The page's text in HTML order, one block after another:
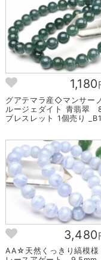
1,180
グアテマラ産◇マンサー
ルージェダイト 青翡翠
ブレスレット 1個売り
3,480
AA☆天然くっきり縞模様